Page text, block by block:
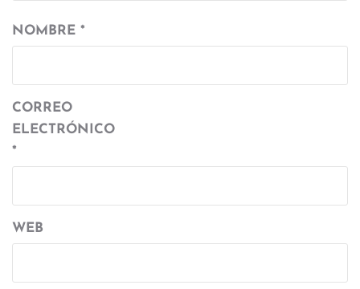
NOMBRE *
CORREO
ELECTRÓNICO
*
WEB